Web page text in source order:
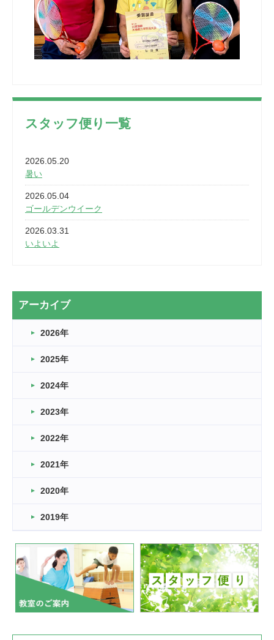
スタッフ便り一覧
2026.05.20
暑い
2026.05.04
ゴールデンウイーク
2026.03.31
いよいよ
2026.03.20
なぎなた
2026.03.16
車いすバスケとRくんのお話
卒業・卒園の季節★
2026.03.11
緑ケ丘体育館
2022.11.03
緑ケ丘体育館
いたっぼーる大会☆彡
緑ケ丘体育館
2022.07.03
市内総合体育大会が開始
緑ケ丘体育館 猪名川運動広場
古池運動広場
アーカイブ
2026年
2025年
2024年
2023年
2022年
2021年
2020年
2019年